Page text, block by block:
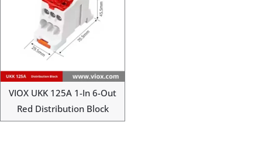
VIOX UKK 125A 1-In 6-Out
Red Distribution Block